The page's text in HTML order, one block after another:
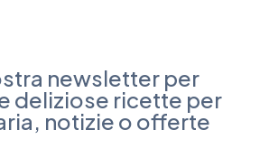
newsletter per
deliziose ricette per
notizie o offerte